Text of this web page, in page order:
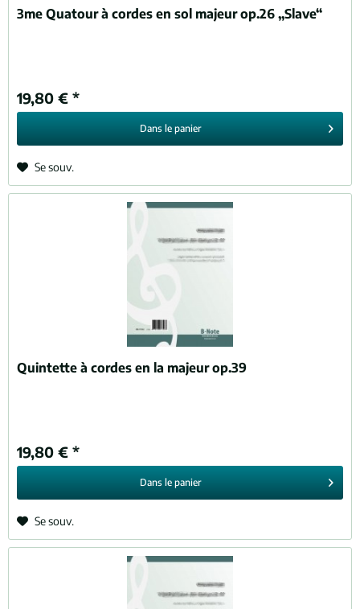
3me Quatour à cordes en sol majeur op.26 „Slave“
19,80 € *
Dans le panier
Se souv.
Quintette à cordes en la majeur op.39
19,80 € *
Dans le panier
Se souv.